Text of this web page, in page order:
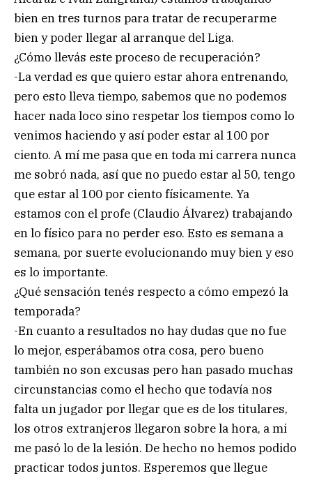
bien en tres turnos para tratar de recuperarme
bien y poder llegar al arranque del Liga.
¿Cómo llevás este proceso de recuperación?
-La verdad es que quiero estar ahora entrenando,
pero esto lleva tiempo, sabemos que no podemos
hacer nada loco sino respetar los tiempos como lo
venimos haciendo y así poder estar al 100 por
ciento. A mí me pasa que en toda mi carrera nunca
me sobró nada, así que no puedo estar al 50, tengo
que estar al 100 por ciento físicamente. Ya
estamos con el profe (Claudio Álvarez) trabajando
en lo físico para no perder eso. Esto es semana a
semana, por suerte evolucionando muy bien y eso
es lo importante.
¿Qué sensación tenés respecto a cómo empezó la
temporada?
-En cuanto a resultados no hay dudas que no fue
lo mejor, esperábamos otra cosa, pero bueno
también no son excusas pero han pasado muchas
circunstancias como el hecho que todavía nos
falta un jugador por llegar que es de los titulares,
los otros extranjeros llegaron sobre la hora, a mi
me pasó lo de la lesión. De hecho no hemos podido
practicar todos juntos. Esperemos que llegue